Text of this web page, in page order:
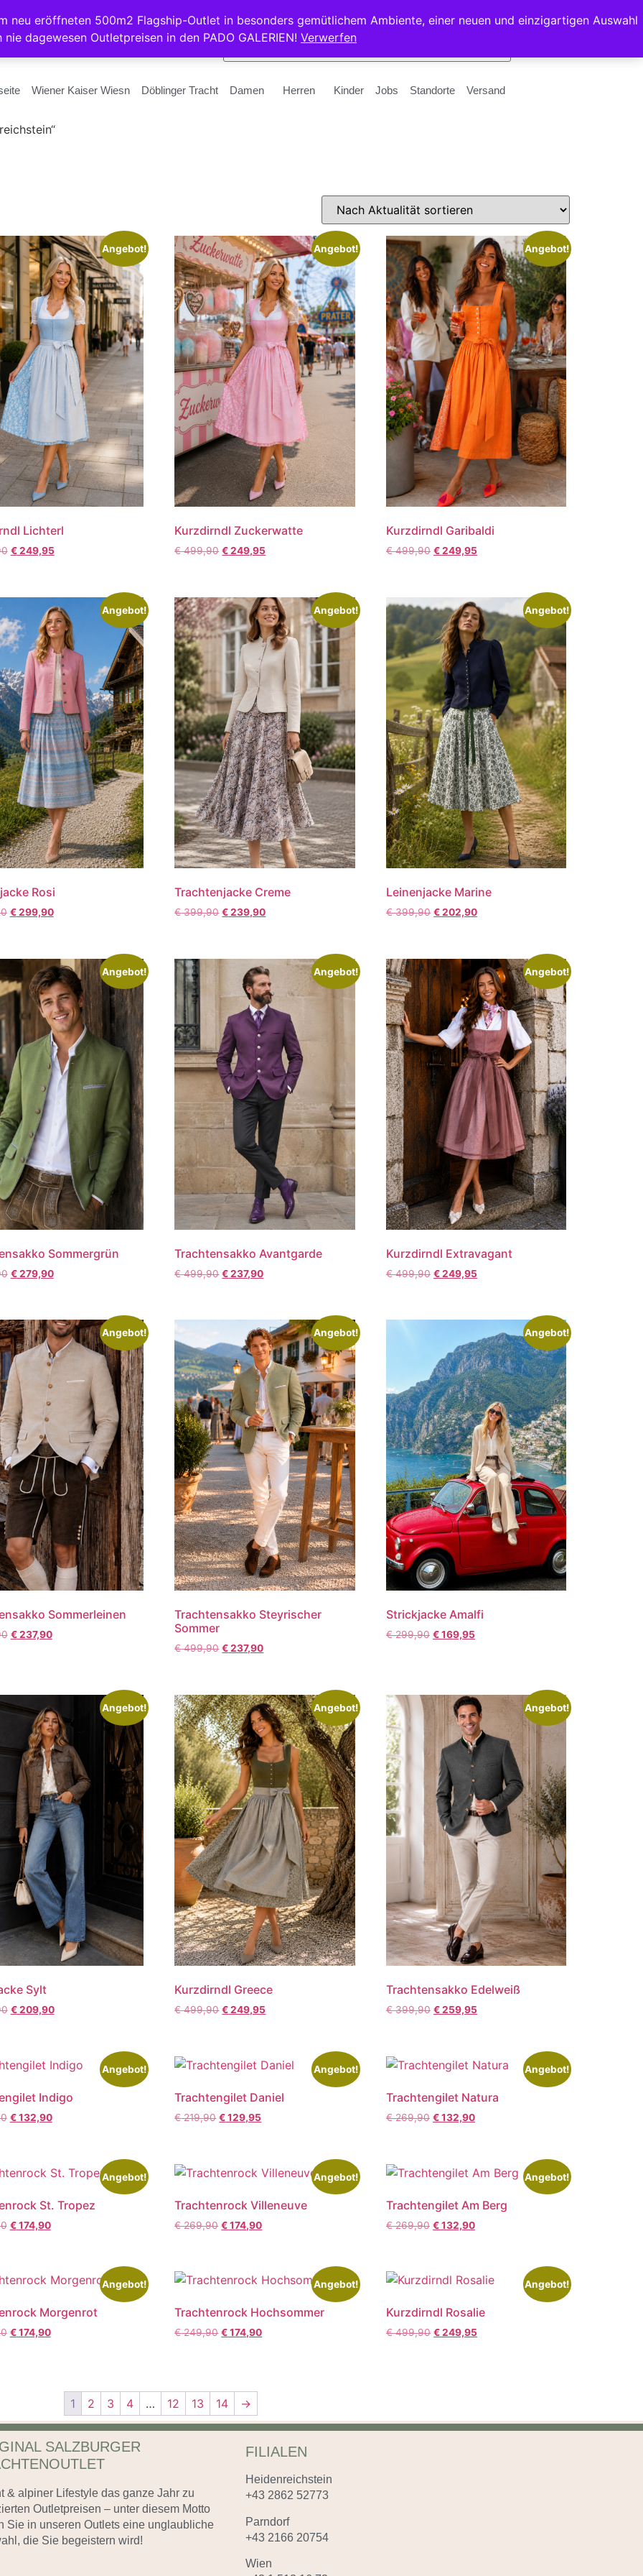
neu eröffneten 500m2 Flagship-Outlet in besonders gemütlichem Ambiente, einer neuen und einzigartigen Auswahl
nie dagewesen Outletpreisen in den PADO GALERIEN! Verwerfen
Wiener Kaiser Wiesn Döblinger Tracht Damen Herren Kinder Jobs Standorte Versand
Angebot!
Lichterl
€249,95
Angebot!
Kurzdirndl Zuckerwatte
€499,90 €249,95
Angebot!
Kurzdirndl Garibaldi
€499,90 €249,95
Angebot!
Rosi
€299,90
Angebot!
Trachtenjacke Creme
€399,90 €239,90
Angebot!
Leinenjacke Marine
€399,90 €202,90
Angebot!
Sommergrün
€279,90
Angebot!
Trachtensakko Avantgarde
€499,90 €237,90
Angebot!
Kurzdirndl Extravagant
€499,90 €249,95
Angebot!
Sommerleinen
€237,90
Angebot!
Trachtensakko Steyrischer
Sommer
€499,90 €237,90
Angebot!
Strickjacke Amalfi
€299,90 €169,95
Angebot!
Sylt
€209,90
Angebot!
Kurzdirndl Greece
€499,90 €249,95
Angebot!
Trachtensakko Edelweiß
€399,90 €259,95
Angebot!
Indigo
€132,90
Angebot!
Trachtengilet Daniel
€219,90 €129,95
Angebot!
Trachtengilet Natura
€269,90 €132,90
Angebot!
St. Tropez
€174,90
Angebot!
Trachtenrock Villeneuve
€269,90 €174,90
Angebot!
Trachtengilet Am Berg
€269,90 €132,90
Angebot!
Morgenrot
€174,90
Angebot!
Trachtenrock Hochsommer
€249,90 €174,90
Angebot!
Kurzdirndl Rosalie
€499,90 €249,95
1 2 3 4 … 12 13 14 →
SALZBURGER
& alpiner Lifestyle das ganze Jahr zu
Outletpreisen – unter diesem Motto
Sie in unseren Outlets eine unglaubliche
die Sie begeistern wird!
FILIALEN
Heidenreichstein
+43 2862 52773
Parndorf
+43 2166 20754
Wien